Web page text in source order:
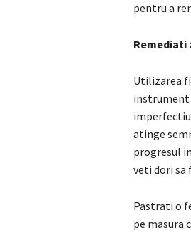
pentru a
Remediati
Utilizarea
instrument
atinge
progresul
veti dori sa
Pastrati o
pe masura